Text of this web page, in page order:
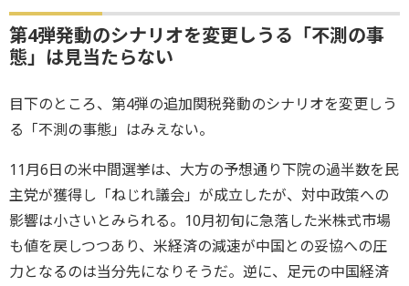
第4弾発動のシナリオを変更しうる「不測の事
態」は見当たらない
目下のところ、第4弾の追加関税発動のシナリオを変更しう
る「不測の事態」はみえない。
11月6日の米中間選挙は、大方の予想通り下院の過半数を民
主党が獲得し「ねじれ議会」が成立したが、対中政策への
影響は小さいとみられる。10月初旬に急落した米株式市場
も値を戻しつつあり、米経済の減速が中国との妥協への圧
力となるのは当分先になりそうだ。逆に、足元の中国経済